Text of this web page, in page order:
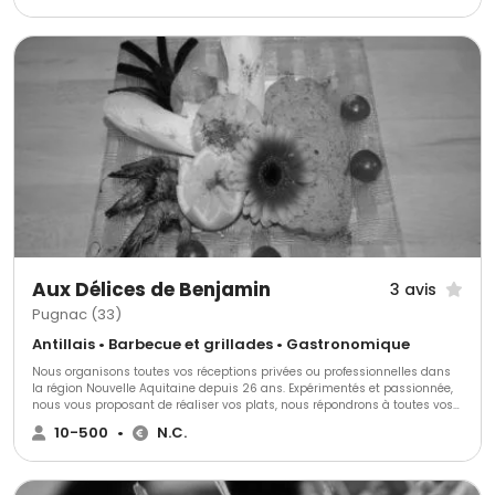
Aux Délices de Benjamin 3 avis
Pugnac (33)
Antillais • Barbecue et grillades • Gastronomique
Nous organisons toutes vos réceptions privées ou professionnelles dans
la région Nouvelle Aquitaine depuis 26 ans. Expérimentés et passionnée,
nous vous proposant de réaliser vos plats, nous répondrons à toutes vos
demandes et exigences. Nous utilisons des produits de qualité et
saisonniers. Nous nous adapterons à vos envies.
10-500 • N.C.